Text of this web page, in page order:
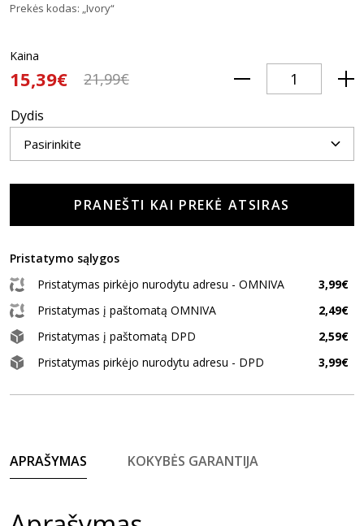
Prekės kodas: „Ivory“
Kaina
15,39€ 21,99€
Dydis
PRANEŠTI KAI PREKĖ ATSIRAS
Pristatymo sąlygos
Pristatymas pirkėjo nurodytu adresu - OMNIVA
3,99€
Pristatymas į paštomatą OMNIVA
2,49€
Pristatymas į paštomatą DPD
2,59€
Pristatymas pirkėjo nurodytu adresu - DPD
3,99€
APRAŠYMAS KOKYBĖS GARANTIJA